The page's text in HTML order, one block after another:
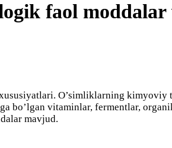
faol
O’simliklarning
bo’lgan vitaminlar, fermentlar,
mavjud.